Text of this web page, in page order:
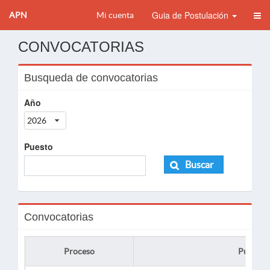
APN Mi cuenta Guia de Postulación
CONVOCATORIAS
Busqueda de convocatorias
Año
2026
Puesto
Buscar
Convocatorias
Proceso Puesto